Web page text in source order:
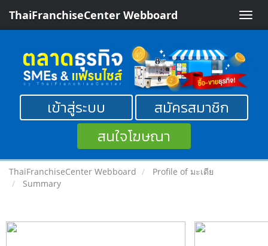
Toggle
ThaiFranchiseCenter Webboard
เข้าสู่ระบบ
สมัครสมาชิก
สนใจโฆษณา
ThaiFranchiseCenter Webboard
Profile of มะเดีย
Summary